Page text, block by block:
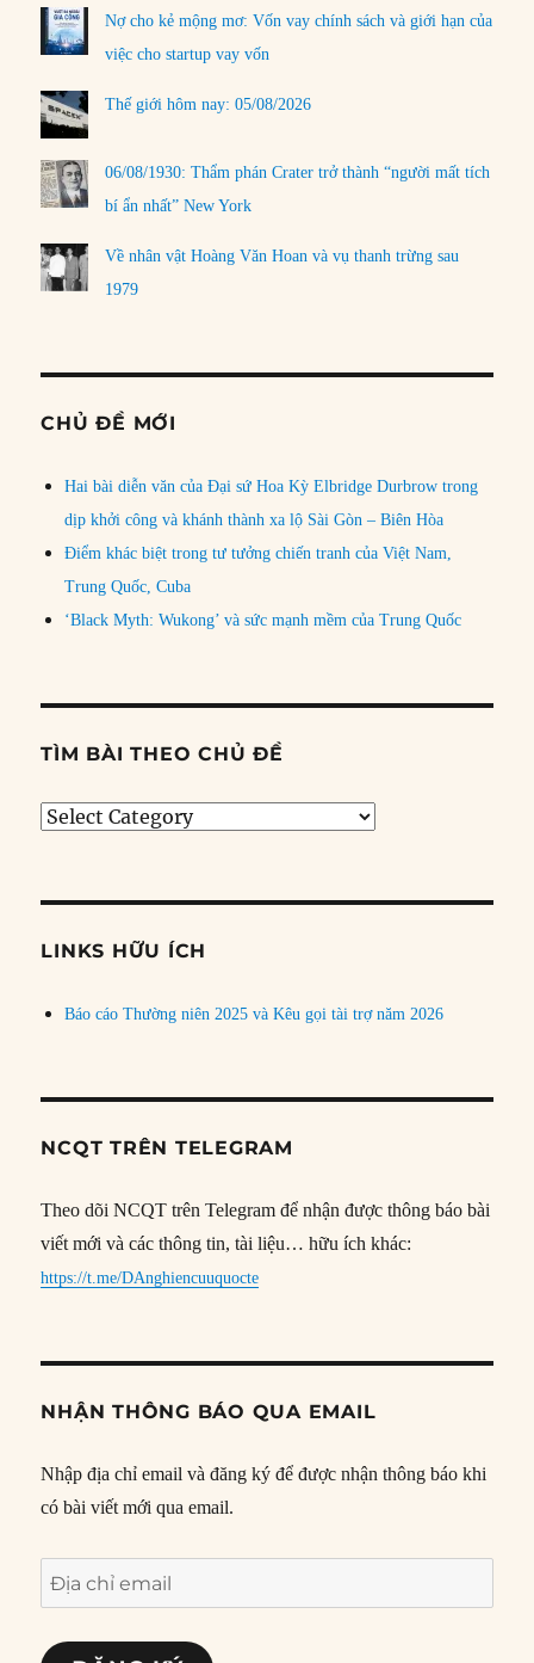
Nợ cho kẻ mộng mơ: Vốn vay chính sách và giới hạn của
việc cho startup vay vốn
Thế giới hôm nay: 05/08/2026
06/08/1930: Thẩm phán Crater trở thành “người mất tích
bí ẩn nhất” New York
Về nhân vật Hoàng Văn Hoan và vụ thanh trừng sau
1979
CHỦ ĐỀ MỚI
Hai bài diễn văn của Đại sứ Hoa Kỳ Elbridge Durbrow trong
dịp khởi công và khánh thành xa lộ Sài Gòn – Biên Hòa
Điểm khác biệt trong tư tưởng chiến tranh của Việt Nam,
Trung Quốc, Cuba
‘Black Myth: Wukong’ và sức mạnh mềm của Trung Quốc
TÌM BÀI THEO CHỦ ĐỀ
Tìm
đề
LINKS HỮU ÍCH
Báo cáo Thường niên 2025 và Kêu gọi tài trợ năm 2026
NCQT TRÊN TELEGRAM
Theo dõi NCQT trên Telegram để nhận được thông báo bài
viết mới và các thông tin, tài liệu… hữu ích khác:
https://t.me/DAnghiencuuquocte
NHẬN THÔNG BÁO QUA EMAIL
Nhập địa chỉ email và đăng ký để được nhận thông báo khi
có bài viết mới qua email.
Địa
chỉ
email